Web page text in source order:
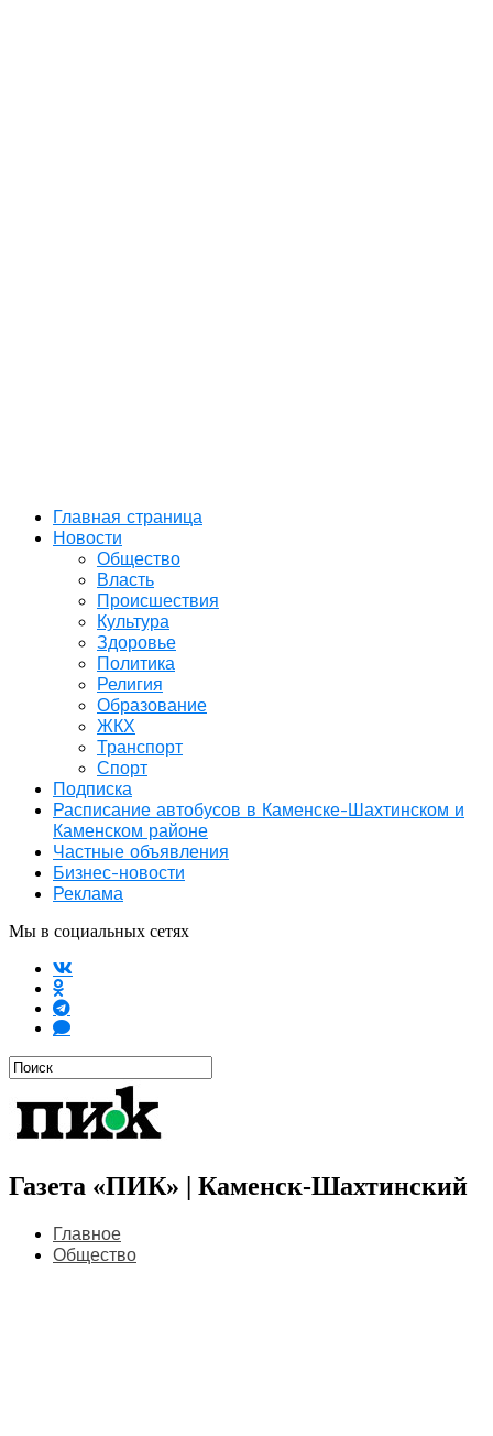
Главная страница
Новости
Общество
Власть
Происшествия
Культура
Здоровье
Политика
Религия
Образование
ЖКХ
Транспорт
Спорт
Подписка
Расписание автобусов в Каменске-Шахтинском и
Каменском районе
Частные объявления
Бизнес-новости
Реклама
Мы в социальных сетях
Газета «ПИК» | Каменск-Шахтинский
Главное
Общество